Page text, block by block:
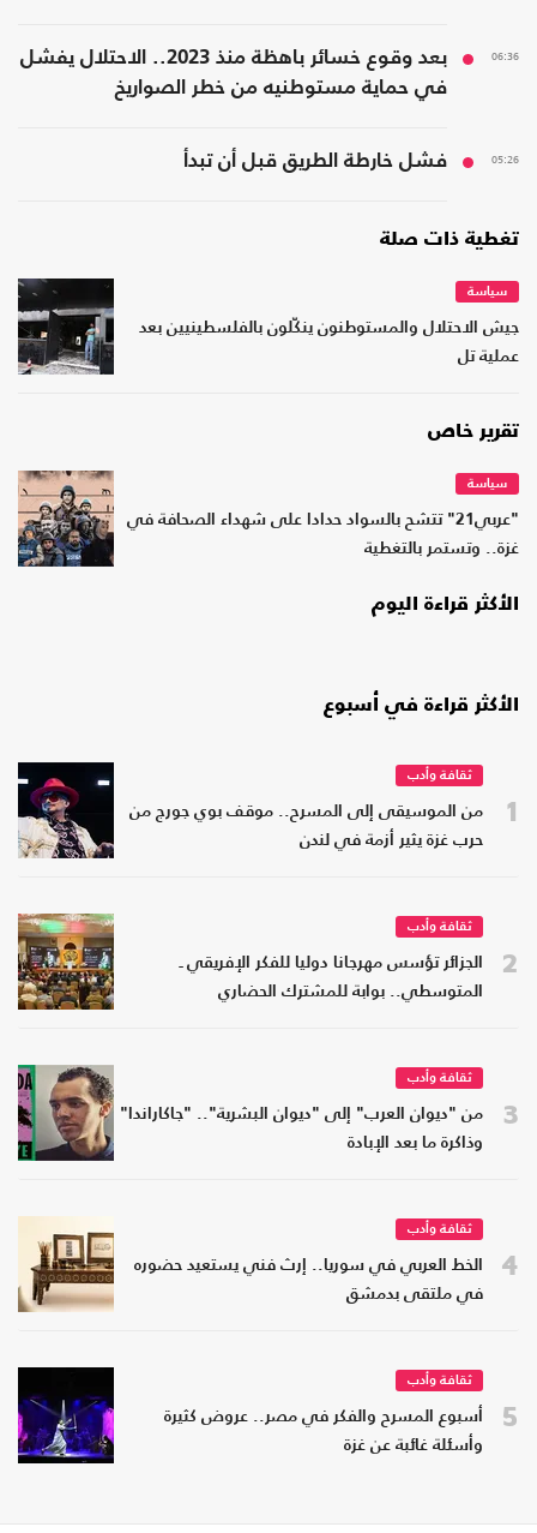
06:36
بعد وقوع خسائر باهظة منذ 2023.. الاحتلال يفشل
في حماية مستوطنيه من خطر الصواريخ
05:26 فشل خارطة الطريق قبل أن تبدأ
تغطية ذات صلة
سياسة
جيش الاحتلال والمستوطنون ينكّلون بالفلسطينيين بعد
عملية تل
تقرير خاص
سياسة
"عربي21" تتشح بالسواد حدادا على شهداء الصحافة في
غزة.. وتستمر بالتغطية
الأكثر قراءة اليوم
الأكثر قراءة في أسبوع
1
ثقافة وأدب
من الموسيقى إلى المسرح.. موقف بوي جورج من
حرب غزة يثير أزمة في لندن
2
ثقافة وأدب
الجزائر تؤسس مهرجانا دوليا للفكر الإفريقي ـ
المتوسطي.. بوابة للمشترك الحضاري
3
ثقافة وأدب
من "ديوان العرب" إلى "ديوان البشرية".. "جاكاراندا"
وذاكرة ما بعد الإبادة
4
ثقافة وأدب
الخط العربي في سوريا.. إرث فني يستعيد حضوره
في ملتقى بدمشق
5
ثقافة وأدب
أسبوع المسرح والفكر في مصر.. عروض كثيرة
وأسئلة غائبة عن غزة